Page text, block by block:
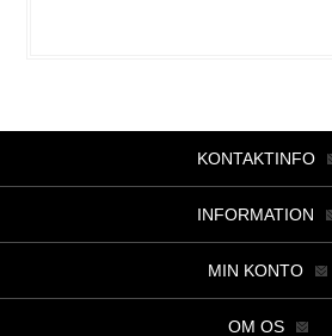
KONTAKTINFO
INFORMATION
MIN KONTO
OM OS